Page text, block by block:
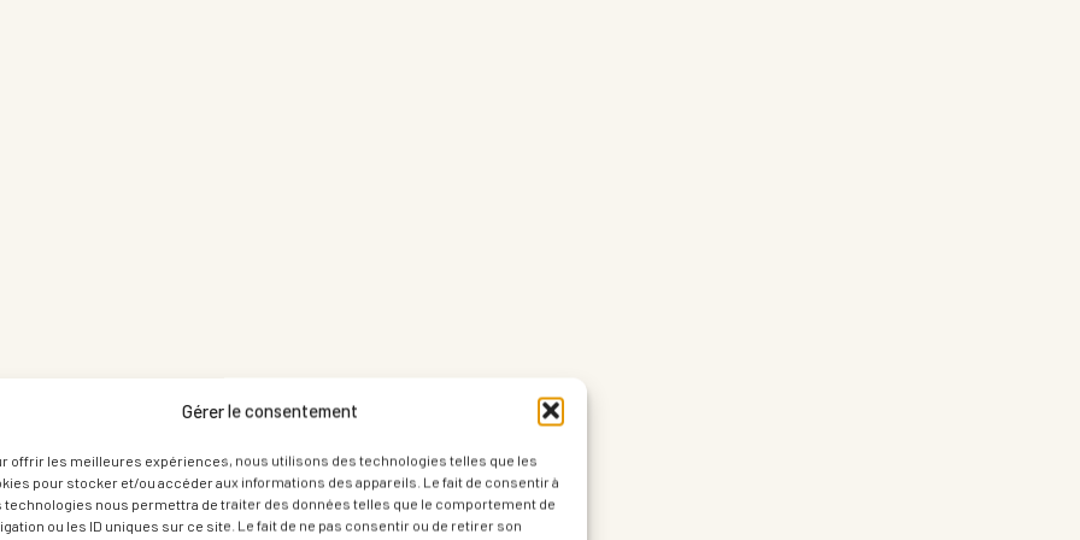
Gérer le consentement
offrir les meilleures expériences, nous utilisons des technologies telles que les
pour stocker et/ou accéder aux informations des appareils. Le fait de consentir à
technologies nous permettra de traiter des données telles que le comportement de
ou les ID uniques sur ce site. Le fait de ne pas consentir ou de retirer son